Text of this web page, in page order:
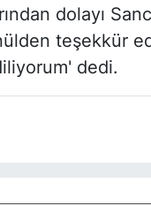
dolayı
teşekkür
dedi.